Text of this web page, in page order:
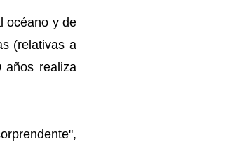
océano y de
(relativas a
años realiza